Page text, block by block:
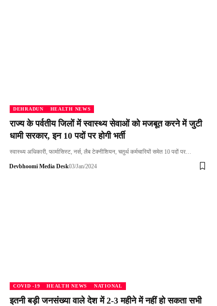
DEHRADUN HEALTH NEWS
राज्य के पर्वतीय जिलों में स्वास्थ्य सेवाओं को मजबूत करने में जुटी
धामी सरकार, इन 10 पदों पर होगी भर्ती
स्वास्थ्य अधिकारी, फार्मासिस्ट, नर्स, लैब टेक्नीशियन, चतुर्थ कर्मचारियों समेत 10 पदों पर…
Devbhoomi Media Desk03/Jan/2024
COVID -19 HEALTH NEWS NATIONAL
इतनी बड़ी जनसंख्या वाले देश में 2-3 महीने में नहीं हो सकता सभी